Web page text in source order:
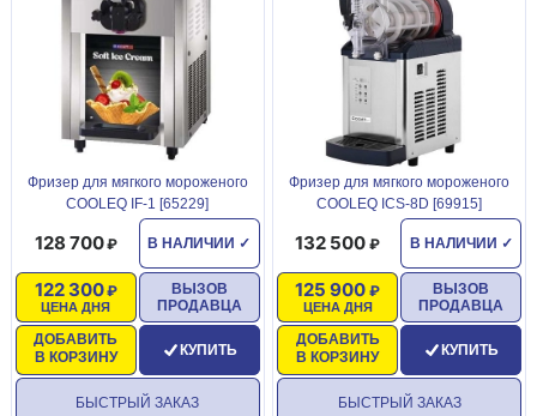
Фризер для мягкого мороженого
COOLEQ IF-1 [65229]
В НАЛИЧИИ ✓
128 700
ЦЕНА ДНЯ
122 300
ДОБАВИТЬ
В КОРЗИНУ
ВЫЗОВ
ПРОДАВЦА
КУПИТЬ
БЫСТРЫЙ ЗАКАЗ
Фризер для мягкого мороженого
COOLEQ ICS-8D [69915]
В НАЛИЧИИ ✓
132 500
ЦЕНА ДНЯ
125 900
ДОБАВИТЬ
В КОРЗИНУ
ВЫЗОВ
ПРОДАВЦА
КУПИТЬ
БЫСТРЫЙ ЗАКАЗ